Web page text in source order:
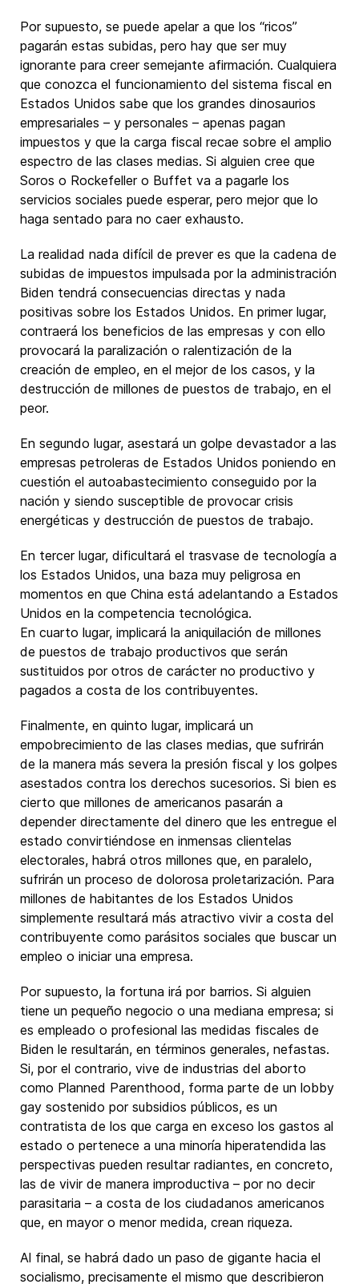
Por supuesto, se puede apelar a que los “ricos”
pagarán estas subidas, pero hay que ser muy
ignorante para creer semejante afirmación. Cualquiera
que conozca el funcionamiento del sistema fiscal en
Estados Unidos sabe que los grandes dinosaurios
empresariales – y personales – apenas pagan
impuestos y que la carga fiscal recae sobre el amplio
espectro de las clases medias. Si alguien cree que
Soros o Rockefeller o Buffet va a pagarle los
servicios sociales puede esperar, pero mejor que lo
haga sentado para no caer exhausto.
La realidad nada difícil de prever es que la cadena de
subidas de impuestos impulsada por la administración
Biden tendrá consecuencias directas y nada
positivas sobre los Estados Unidos. En primer lugar,
contraerá los beneficios de las empresas y con ello
provocará la paralización o ralentización de la
creación de empleo, en el mejor de los casos, y la
destrucción de millones de puestos de trabajo, en el
peor.
En segundo lugar, asestará un golpe devastador a las
empresas petroleras de Estados Unidos poniendo en
cuestión el autoabastecimiento conseguido por la
nación y siendo susceptible de provocar crisis
energéticas y destrucción de puestos de trabajo.
En tercer lugar, dificultará el trasvase de tecnología a
los Estados Unidos, una baza muy peligrosa en
momentos en que China está adelantando a Estados
Unidos en la competencia tecnológica.
En cuarto lugar, implicará la aniquilación de millones
de puestos de trabajo productivos que serán
sustituidos por otros de carácter no productivo y
pagados a costa de los contribuyentes.
Finalmente, en quinto lugar, implicará un
empobrecimiento de las clases medias, que sufrirán
de la manera más severa la presión fiscal y los golpes
asestados contra los derechos sucesorios. Si bien es
cierto que millones de americanos pasarán a
depender directamente del dinero que les entregue el
estado convirtiéndose en inmensas clientelas
electorales, habrá otros millones que, en paralelo,
sufrirán un proceso de dolorosa proletarización. Para
millones de habitantes de los Estados Unidos
simplemente resultará más atractivo vivir a costa del
contribuyente como parásitos sociales que buscar un
empleo o iniciar una empresa.
Por supuesto, la fortuna irá por barrios. Si alguien
tiene un pequeño negocio o una mediana empresa; si
es empleado o profesional las medidas fiscales de
Biden le resultarán, en términos generales, nefastas.
Si, por el contrario, vive de industrias del aborto
como Planned Parenthood, forma parte de un lobby
gay sostenido por subsidios públicos, es un
contratista de los que carga en exceso los gastos al
estado o pertenece a una minoría hiperatendida las
perspectivas pueden resultar radiantes, en concreto,
las de vivir de manera improductiva – por no decir
parasitaria – a costa de los ciudadanos americanos
que, en mayor o menor medida, crean riqueza.
Al final, se habrá dado un paso de gigante hacia el
socialismo, precisamente el mismo que describieron